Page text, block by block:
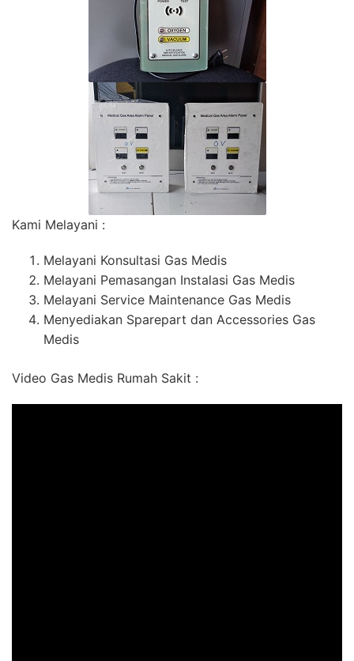
Kami Melayani :
Melayani Konsultasi Gas Medis
Melayani Pemasangan Instalasi Gas Medis
Melayani Service Maintenance Gas Medis
Menyediakan Sparepart dan Accessories Gas
Medis
Video Gas Medis Rumah Sakit :